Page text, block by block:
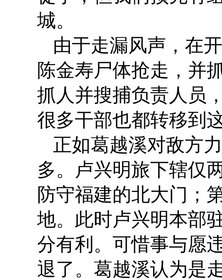
城。
由于走漏风声，在
陈金寿尸体抢走，并
抓人并搜捕负责人员
很多干部也都转移到
正如葛越溪对敌方
多。卢兴明旅下辖仅
防守福建的北大门；
地。此时卢兴明本部
分有利。可惜事与愿
退了。葛越溪认为是